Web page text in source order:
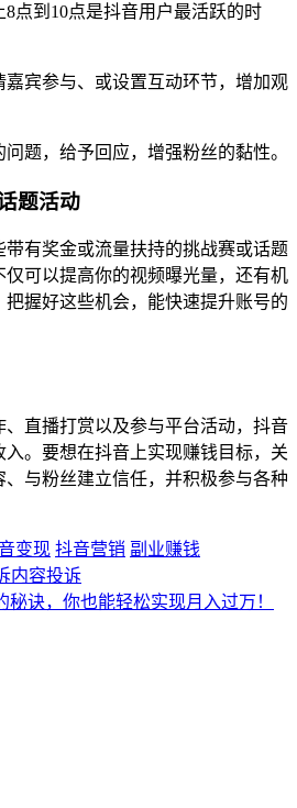
点到10点是抖音用户最活跃的时
宾参与、或设置互动环节，增加观
题，给予回应，增强粉丝的黏性。
题活动
有奖金或流量扶持的挑战赛或话题
可以提高你的视频曝光量，还有机
握好这些机会，能快速提升账号的
直播打赏以及参与平台活动，抖音
。要想在抖音上实现赚钱目标，关
与粉丝建立信任，并积极参与各种
变现 抖音营销 副业赚钱
内容投诉
秘诀，你也能轻松实现月入过万！